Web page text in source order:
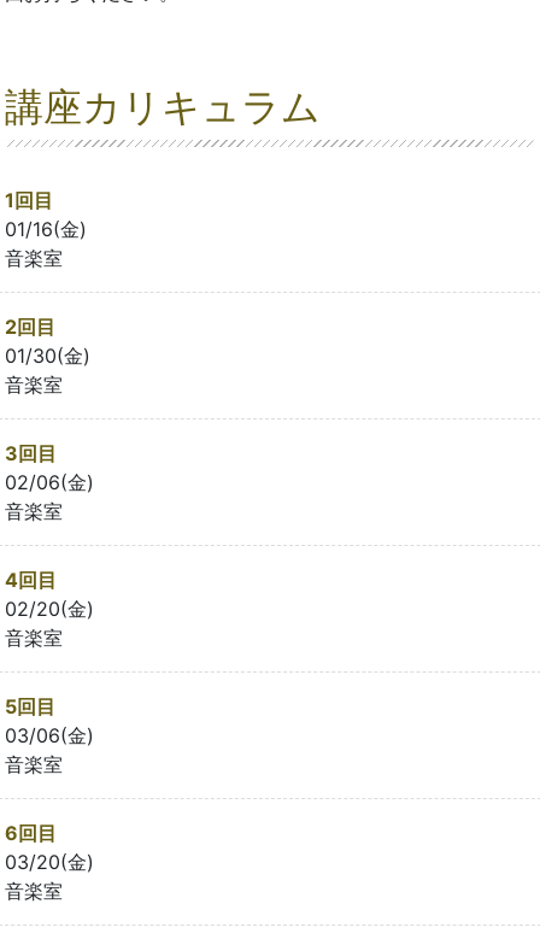
講座カリキュラム
1回目
01/16(金)
音楽室
2回目
01/30(金)
音楽室
3回目
02/06(金)
音楽室
4回目
02/20(金)
音楽室
5回目
03/06(金)
音楽室
6回目
03/20(金)
音楽室